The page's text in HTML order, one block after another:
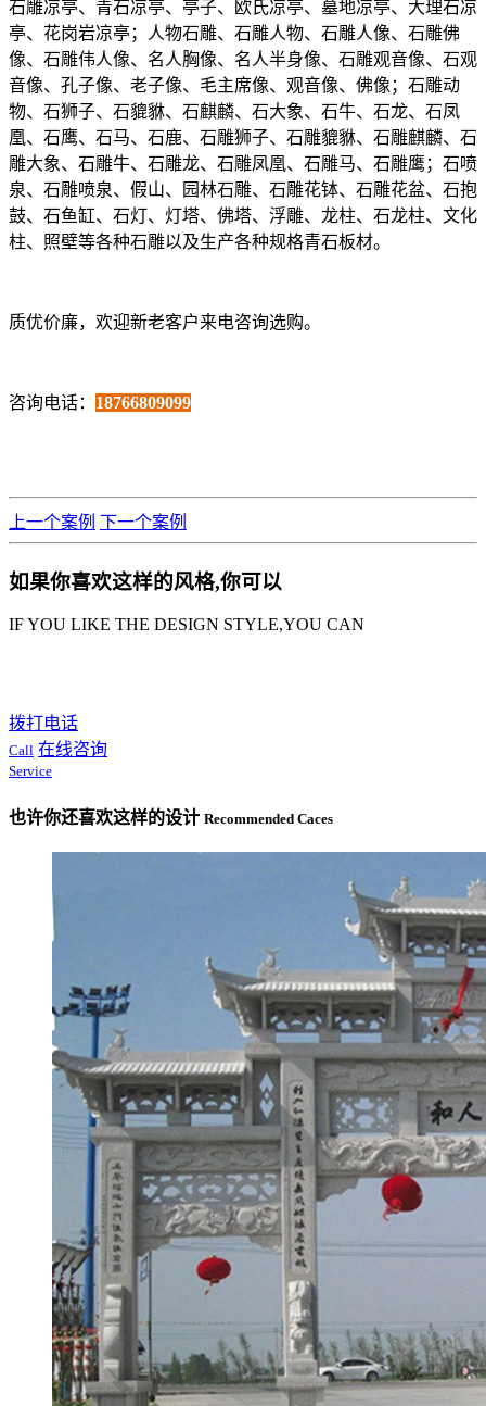
石雕凉亭、青石凉亭、亭子、欧氏凉亭、墓地凉亭、大理石凉
亭、花岗岩凉亭；人物石雕、石雕人物、石雕人像、石雕佛
像、石雕伟人像、名人胸像、名人半身像、石雕观音像、石观
音像、孔子像、老子像、毛主席像、观音像、佛像；石雕动
物、石狮子、石貔貅、石麒麟、石大象、石牛、石龙、石凤
凰、石鹰、石马、石鹿、石雕狮子、石雕貔貅、石雕麒麟、石
雕大象、石雕牛、石雕龙、石雕凤凰、石雕马、石雕鹰；石喷
泉、石雕喷泉、假山、园林石雕、石雕花钵、石雕花盆、石抱
鼓、石鱼缸、石灯、灯塔、佛塔、浮雕、龙柱、石龙柱、文化
柱、照壁等各种石雕以及生产各种规格青石板材。
质优价廉，欢迎新老客户来电咨询选购。
咨询电话： 18766809099
上一个案例 下一个案例
如果你喜欢这样的风格,你可以
IF YOU LIKE THE DESIGN STYLE,YOU CAN
拨打电话
Call 在线咨询
Service
也许你还喜欢这样的设计 Recommended Caces